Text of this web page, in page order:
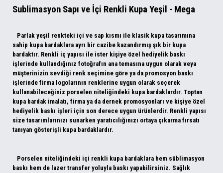
Sublimasyon Sapı ve İçi Renkli Kupa Yeşil - Mega
Parlak yeşil renkteki içi ve sap kısmı ile klasik kupa tasarımına
sahip kupa bardaklara ayrı bir cazibe kazandırmış şık bir kupa
bardaktır. Renkli iç yapısı ile ister kişiye özel hediyelik baskı
işlerinde kullandığınız fotoğrafın ana temasına uygun olarak veya
müşterinizin sevdiği renk seçimine göre ya da promosyon baskı
işlerinde firma logolarının renklerine uygun olarak seçerek
kullanabileceğiniz porselen niteliğindeki kupa bardaklardır. Toptan
kupa bardak imalatı, firma ya da dernek promosyonları ve kişiye özel
hediyelik baskı işleri için son derece uygun ürünlerdir. Renkli yapısı
size tasarımlarınızı sunarken yaratıcılığınızı ortaya çıkarma fırsatı
tanıyan gösterişli kupa bardaklardır.
Porselen niteliğindeki içi renkli kupa bardaklara hem süblimasyon
baskı hem de lazer transfer yoluyla baskı yapabilirsiniz. Sağlık